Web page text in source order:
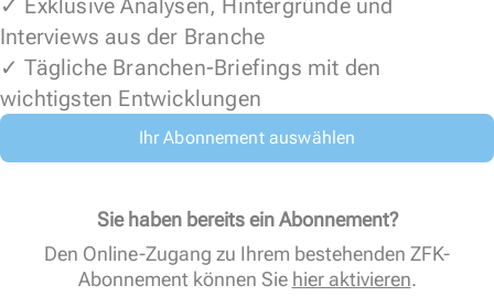
✓ Exklusive Analysen, Hintergründe und
Interviews aus der Branche
✓ Tägliche Branchen-Briefings mit den
wichtigsten Entwicklungen
Ihr Abonnement auswählen
Sie haben bereits ein Abonnement?
Den Online-Zugang zu Ihrem bestehenden ZFK-
Abonnement können Sie hier aktivieren.